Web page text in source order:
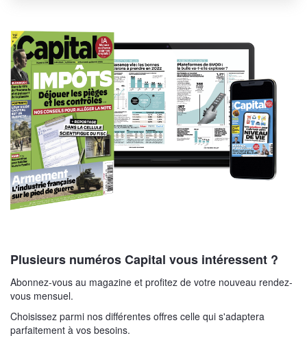
Plusieurs numéros Capital vous intéressent ?
Abonnez-vous au magazine et profitez de votre nouveau rendez-
vous mensuel.
Choisissez parmi nos différentes offres celle qui s'adaptera
parfaitement à vos besoins.